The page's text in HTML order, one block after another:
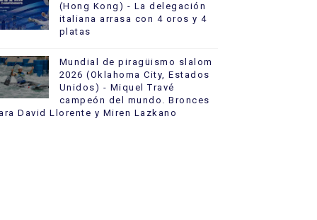
(Hong Kong) - La delegación
italiana arrasa con 4 oros y 4
platas
Mundial de piragüismo slalom
2026 (Oklahoma City, Estados
Unidos) - Miquel Travé
campeón del mundo. Bronces
David Llorente y Miren Lazkano